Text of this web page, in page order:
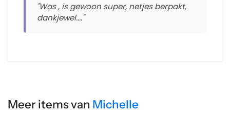
"Was , is gewoon super, netjes berpakt,
dankjewel...."
Meer items van Michelle